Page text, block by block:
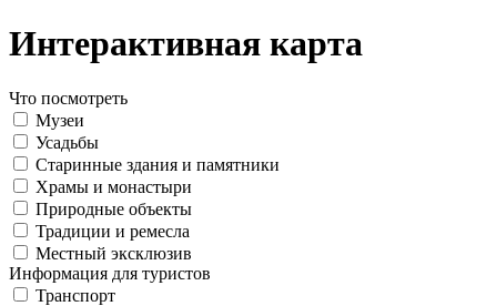
Интерактивная карта
Что посмотреть
Музеи
Усадьбы
Старинные здания и памятники
Храмы и монастыри
Природные объекты
Традиции и ремесла
Местный эксклюзив
Информация для туристов
Транспорт